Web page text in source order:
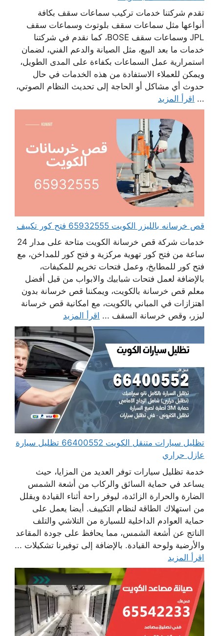
تقدم شركتنا خدمات تركيب سماعات سقف بكافة
أنواعها مثل سماعات سقف بلوتوث وسماعات سقف
JPL وسماعات سقف BOSE، كما نقدم في شركتنا
خدمات ما بعد البيع، مثل الصيانة والدعم الفني، لضمان
استمرارية عمل السماعات بكفاءة على المدى الطويل،
ويمكن للعملاء الاستفادة من هذه الخدمات في حال
حدوث أي مشاكل أو الحاجة إلى تحديث النظام الصوتي،
... اقرأ المزيد
قص خرسانه بالليزر الكويت 65932555 فتح كور تكييف
خدمات شركة قص خرسانة الكويت متاحة على مدار 24
ساعة من فتح كور تهوية مركزية و فتح كور للمداخن، مع
فتح كور للمطابخ، وعمل فتحات تخريم للمكيفات،
بالإضافة لعمل فتحات شبابيك والابواب من قبل أفضل
معلم قص خرسانة بالكويت، ويمكننا قص خرسانة بدون
اهتزازات في المباني بالكويت، مع امكانية قص خرسانة
ليزر، وقص خرسانة السقف ... اقرأ المزيد
تظليل سيارات متنقل الكويت 66400552 تظليل سيارة
عازل حراري
خدمة تظليل سيارات توفر العديد من المزايا، حيث
يساعد في حماية السائق والركاب من أشعة الشمس
الضارة والحرارة الزائدة، ليوفر راحة أثناء القيادة ويقلل
من استهلاك الطاقة لنظام التكييف. أيضا يعمل على
حماية العوادم الداخلية للسيارة من التلاشي والتلف
الناتج عن أشعة الشمس، مما يحافظ على جودة المقاعد
والأرضية ولوحة القيادة. بالإضافة إلى توفيرنا تشكيلات ...
اقرأ المزيد